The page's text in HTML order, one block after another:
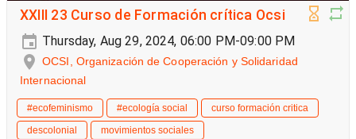
XXIII 23 Curso de Formación crítica Ocsi
Thursday, Aug 29, 2024, 06:00 PM-09:00 PM
OCSI, Organización de Cooperación y Solidaridad
Internacional
#ecofeminismo #ecología social
curso formación critica
descolonial
movimientos sociales